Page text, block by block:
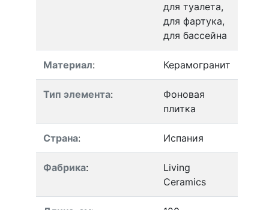
для туалета,
для фартука,
для бассейна
Материал: Керамогранит
Тип элемента:
Фоновая
плитка
Страна: Испания
Фабрика:
Living
Ceramics